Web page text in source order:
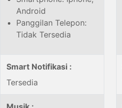
Android
Panggilan Telepon:
Tidak Tersedia
Smart Notifikasi :
Tersedia